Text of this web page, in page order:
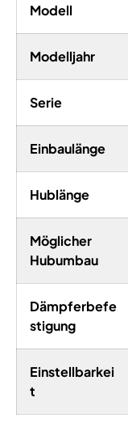
Modell
Modelljahr
Serie
Einbaulänge
Hublänge
Möglicher
Hubumbau
Dämpferbefe
stigung
Einstellbarkei
t